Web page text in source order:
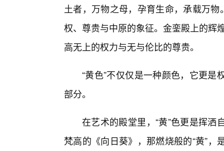
土者，万物之母，孕育生命，承载万
权、尊贵与中原的象征。金銮殿上的辉
高无上的权力与无与伦比的尊贵。
“黄色”不仅仅是一种颜色，它更
部分。
在艺术的殿堂里，“黄”色更是挥
梵高的《向日葵》，那燃烧般的“黄”